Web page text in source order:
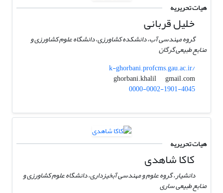
هیات تحریریه
خلیل قربانی
گروه مهندسی آب، دانشکده کشاورزی، دانشگاه علوم کشاورزی و
منابع طبیعی گرگان
k-ghorbani.profcms.gau.ac.ir/
ghorbani.khalil
gmail.com
0000-0002-1901-4045
هیات تحریریه
کاکا شاهدی
دانشیار، گروه علوم و مهندسی آبخیزداری، دانشگاه علوم کشاورزی و
منابع طبیعی ساری